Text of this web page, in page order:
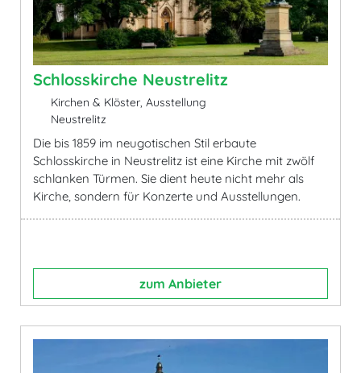
Schlosskirche Neustrelitz
Kirchen & Klöster, Ausstellung
Neustrelitz
Die bis 1859 im neugotischen Stil erbaute
Schlosskirche in Neustrelitz ist eine Kirche mit zwölf
schlanken Türmen. Sie dient heute nicht mehr als
Kirche, sondern für Konzerte und Ausstellungen.
zum Anbieter